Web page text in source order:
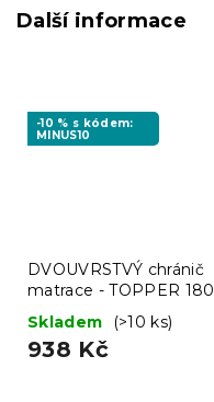
Další informace
-10 % s kódem:
MINUS10
DVOUVRSTVÝ chránič
matrace - TOPPER 180
x 200 cm
Skladem (>10 ks)
938 Kč